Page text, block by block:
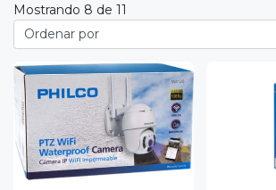
Mostrando 8 de 11